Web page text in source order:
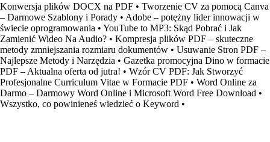
Konwersja plików DOCX na PDF • Tworzenie CV za pomocą Canva
– Darmowe Szablony i Porady • Adobe – potężny lider innowacji w
świecie oprogramowania • YouTube to MP3: Skąd Pobrać i Jak
Zamienić Wideo Na Audio? • Kompresja plików PDF – skuteczne
metody zmniejszania rozmiaru dokumentów • Usuwanie Stron PDF –
Najlepsze Metody i Narzędzia • Gazetka promocyjna Dino w formacie
PDF – Aktualna oferta od jutra! • Wzór CV PDF: Jak Stworzyć
Profesjonalne Curriculum Vitae w Formacie PDF • Word Online za
Darmo – Darmowy Word Online i Microsoft Word Free Download •
Wszystko, co powinieneś wiedzieć o Keyword •